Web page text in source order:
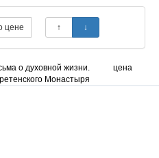
о духовной жизни.
Монастыря
цена